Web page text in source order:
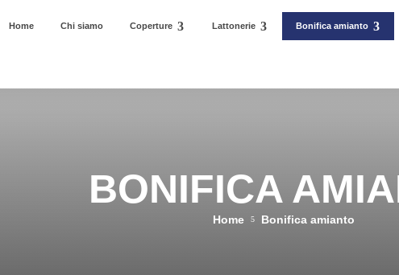
Home Chi siamo Coperture Lattonerie Bonifica amianto
BONIFICA
Home 5 Bonifica amianto